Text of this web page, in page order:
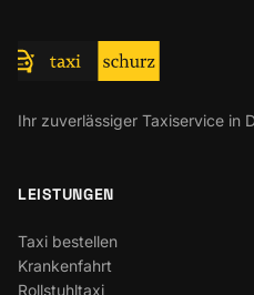
Ihr zuverlässiger Taxiservice in
LEISTUNGEN
Taxi bestellen
Krankenfahrt
Rollstuhltaxi